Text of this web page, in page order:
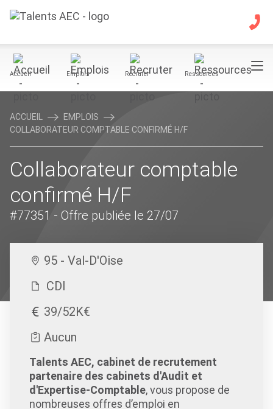
Accueil Emplois Recruter Ressources
ACCUEIL
EMPLOIS
COLLABORATEUR COMPTABLE CONFIRMÉ H/F
Collaborateur comptable
confirmé H/F
#77351 - Offre publiée le 27/07
95 - Val-D'Oise
CDI
39/52K€
Aucun
Talents AEC, cabinet de recrutement
partenaire des cabinets d'Audit et
d'Expertise-Comptable, vous propose de
nombreuses offres d’emploi en